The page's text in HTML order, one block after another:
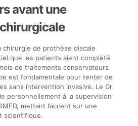
avant une
chirurgie de prothèse discale
que les patients aient complété
de traitements conservateurs
est fondamentale pour tenter de
sans intervention invasive. Le Dr
personnellement à la supervision
mettant l’accent sur une
scientifique.